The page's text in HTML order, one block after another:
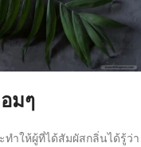
มๆ
ำให้ผู้ที่ได้สัมผัสกลิ่นได้รู้ว่า